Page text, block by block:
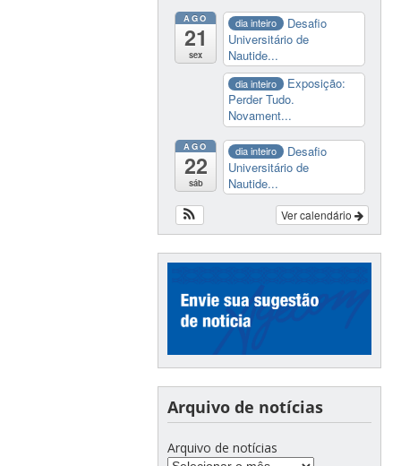
AGO
21
sex
dia inteiro
Desafio
Universitário de
Nautide...
dia inteiro
Exposição:
Perder Tudo.
Novament...
AGO
22
sáb
dia inteiro
Desafio
Universitário de
Nautide...
Ver calendário
Arquivo de notícias
Arquivo de notícias